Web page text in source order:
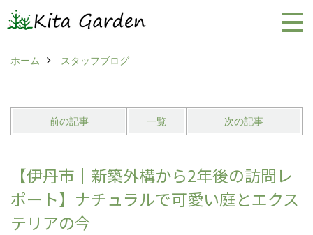
ホーム スタッフブログ
前の記事 一覧 次の記事
【伊丹市｜新築外構から2年後の訪問レ
ポート】ナチュラルで可愛い庭とエクス
テリアの今